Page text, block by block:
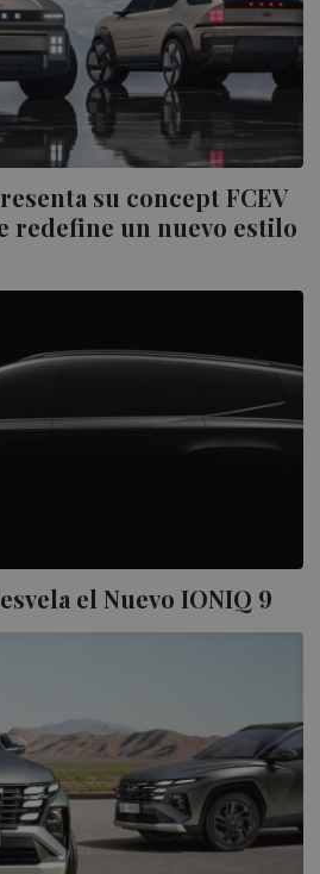
su concept FCEV
redefine un nuevo estilo
el Nuevo IONIQ 9